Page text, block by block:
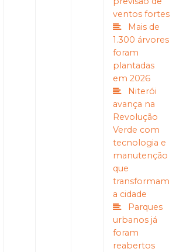
ventos fortes
Mais de
1.300 árvores
foram
plantadas
em 2026
Niterói
avança na
Revolução
Verde com
tecnologia e
manutenção
que
transformam
a cidade
Parques
urbanos já
foram
reabertos